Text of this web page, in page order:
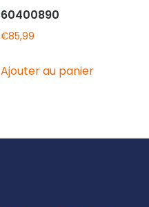
60400890
€85,99
Ajouter au panier